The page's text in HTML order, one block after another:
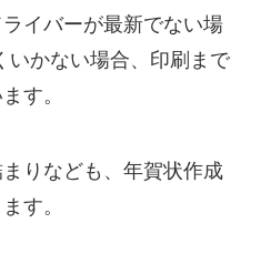
イバーが最新でない場
いかない場合、印刷まで
す。
りなども、年賀状作成
す。